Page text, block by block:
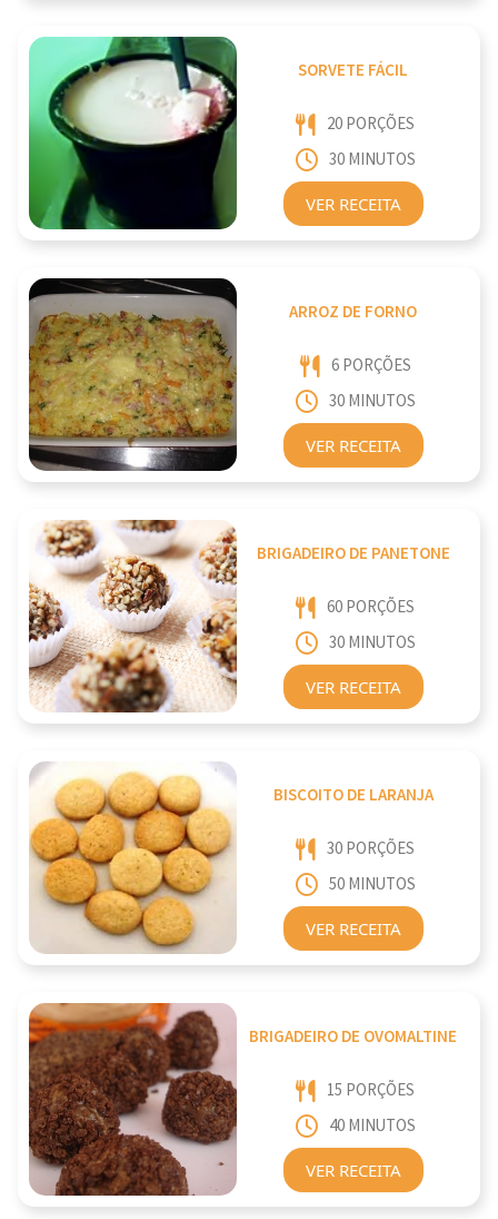
SORVETE FÁCIL
20 PORÇÕES
30 MINUTOS
VER RECEITA
ARROZ DE FORNO
6 PORÇÕES
30 MINUTOS
VER RECEITA
BRIGADEIRO DE PANETONE
60 PORÇÕES
30 MINUTOS
VER RECEITA
BISCOITO DE LARANJA
30 PORÇÕES
50 MINUTOS
VER RECEITA
BRIGADEIRO DE OVOMALTINE
15 PORÇÕES
40 MINUTOS
VER RECEITA